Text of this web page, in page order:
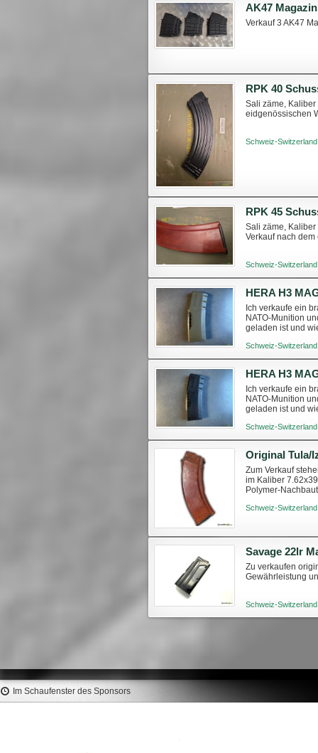
AK47 Magazin
Verkauf 3 AK47
Sali zäme,
eidgenössischen
Schweiz-
Sali zäme,
Verkauf nach
Schweiz-
HERA H3
Ich verkaufe ein
NATO-Munition
geladen ist und
Schweiz-
Ich verkaufe ein
NATO-Munition
geladen ist und
Schweiz-
Zum Verkauf
im Kaliber
Polymer-
Schweiz-
Savage 22lr
Zu verkaufen
Gewährleistung
Schweiz-
Im Schaufenster des Sponsors